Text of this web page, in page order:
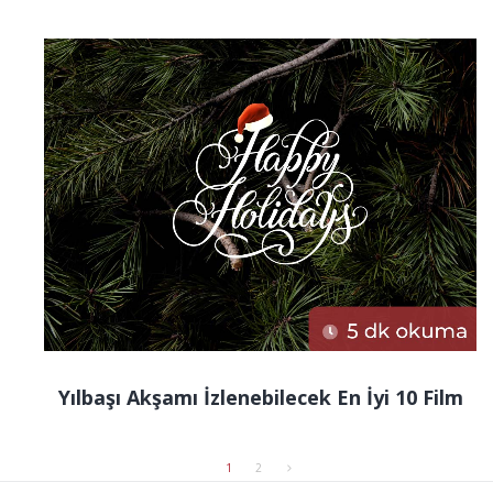
Yılbaşı Akşamı İzlenebilecek En İyi 10 Film
1 2